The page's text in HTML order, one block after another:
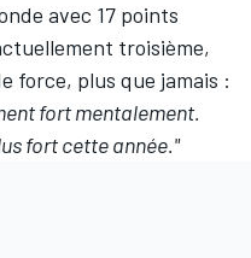
avec 17 points
troisième,
force, plus que jamais :
fort mentalement.
fort cette année."